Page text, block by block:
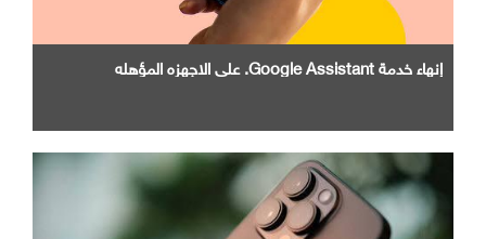
إنهاء خدمة Google Assistant. علي الاجهزه المؤهله